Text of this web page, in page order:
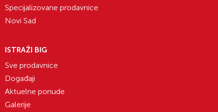
Specijalizovane prodavnice
Novi Sad
ISTRAŽI BIG
Sve prodavnice
Događaji
Aktuelne ponude
Galerije